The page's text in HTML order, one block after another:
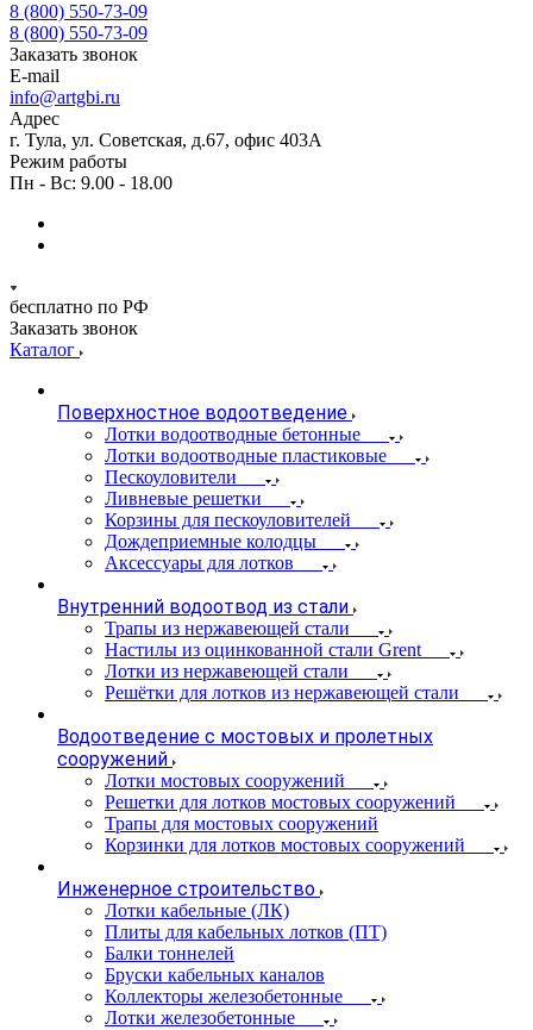
8 (800) 550-73-09
8 (800) 550-73-09
Заказать звонок
E-mail
info@artgbi.ru
Адрес
г. Тула, ул. Советская, д.67, офис 403А
Режим работы
Пн - Вс: 9.00 - 18.00
бесплатно по РФ
Заказать звонок
Каталог
Поверхностное водоотведение
Лотки водоотводные бетонные
Лотки водоотводные пластиковые
Пескоуловители
Ливневые решетки
Корзины для пескоуловителей
Дождеприемные колодцы
Аксессуары для лотков
Внутренний водоотвод из стали
Трапы из нержавеющей стали
Настилы из оцинкованной стали Grent
Лотки из нержавеющей стали
Решётки для лотков из нержавеющей стали
Водоотведение с мостовых и пролетных
сооружений
Лотки мостовых сооружений
Решетки для лотков мостовых сооружений
Трапы для мостовых сооружений
Корзинки для лотков мостовых сооружений
Инженерное строительство
Лотки кабельные (ЛК)
Плиты для кабельных лотков (ПТ)
Балки тоннелей
Бруски кабельных каналов
Коллекторы железобетонные
Лотки железобетонные